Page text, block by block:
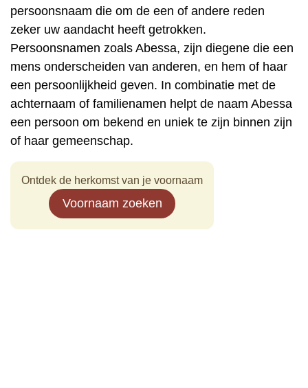
persoonsnaam die om de een of andere reden
zeker uw aandacht heeft getrokken.
Persoonsnamen zoals Abessa, zijn diegene die een
mens onderscheiden van anderen, en hem of haar
een persoonlijkheid geven. In combinatie met de
achternaam of familienamen helpt de naam Abessa
een persoon om bekend en uniek te zijn binnen zijn
of haar gemeenschap.
Ontdek de herkomst van je voornaam
Voornaam zoeken